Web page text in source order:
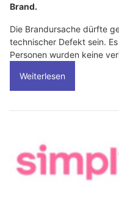
Brand.
Die Brandursache dürfte
technischer Defekt sein.
Personen wurden keine
Weiterlesen